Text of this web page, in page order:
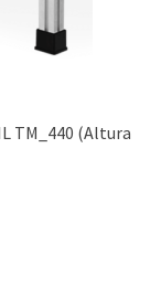
TM_440 (Altura